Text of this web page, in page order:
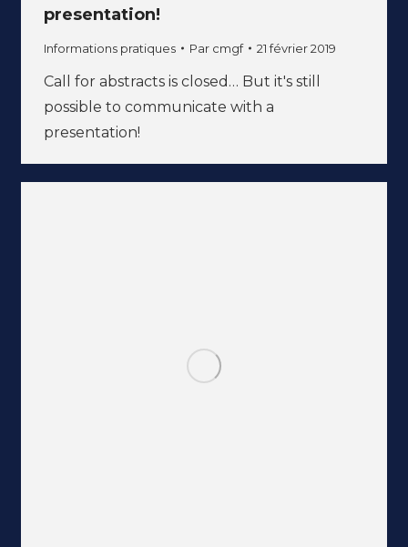
presentation!
Informations pratiques Par cmgf 21 février 2019
Call for abstracts is closed… But it's still
possible to communicate with a
presentation!